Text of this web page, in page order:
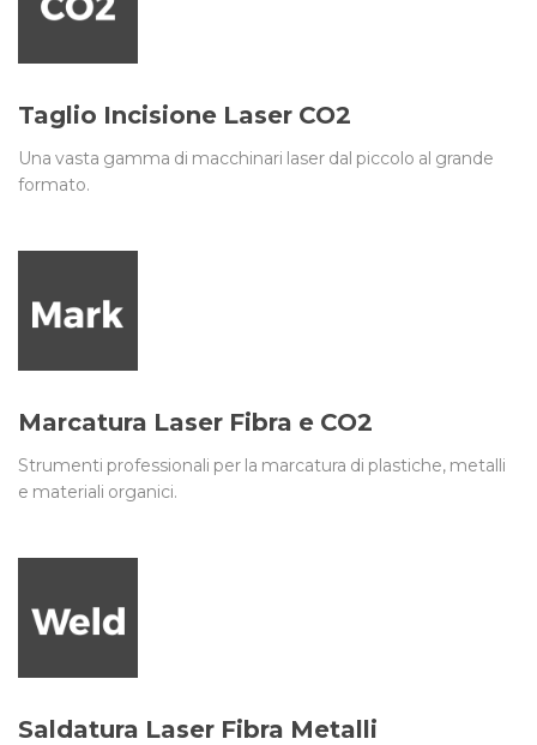
Taglio Incisione Laser CO2
Una vasta gamma di macchinari laser dal piccolo al grande
formato.
Marcatura Laser Fibra e CO2
Strumenti professionali per la marcatura di plastiche, metalli
e materiali organici.
Saldatura Laser Fibra Metalli